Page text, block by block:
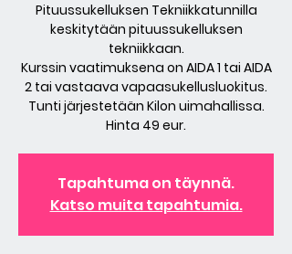
Pituussukelluksen Tekniikkatunnilla
keskitytään pituussukelluksen
tekniikkaan.
Kurssin vaatimuksena on AIDA 1 tai AIDA
2 tai vastaava vapaasukellusluokitus.
Tunti järjestetään Kilon uimahallissa.
Hinta 49 eur.
Tapahtuma on täynnä.
Katso muita tapahtumia.